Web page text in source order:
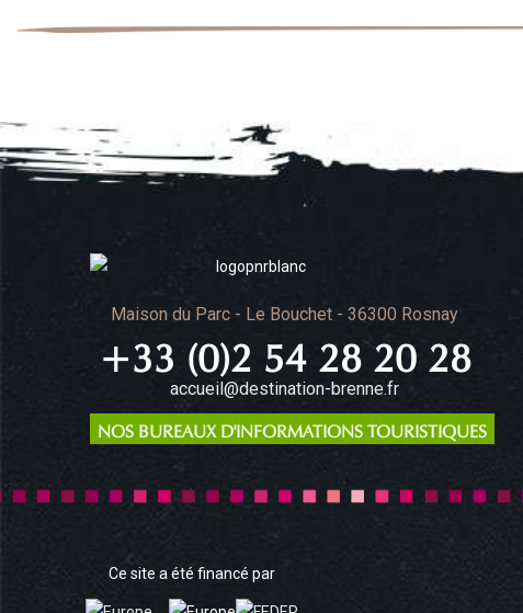
Maison du Parc - Le Bouchet - 36300 Rosnay
+33 (0)2 54 28 20 28
accueil@destination-brenne.fr
NOS BUREAUX D'INFORMATIONS TOURISTIQUES
Ce site a été financé par